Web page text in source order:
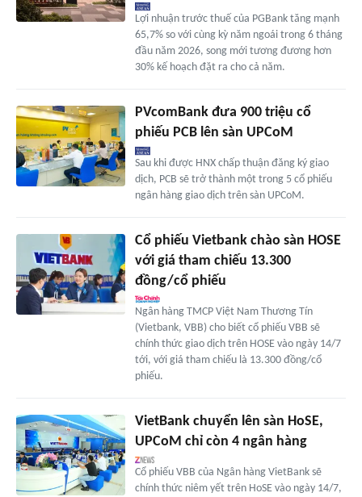
Lợi nhuận trước thuế của PGBank tăng mạnh
65,7% so với cùng kỳ năm ngoái trong 6 tháng
đầu năm 2026, song mới tương đương hơn
30% kế hoạch đặt ra cho cả năm.
PVcomBank đưa 900 triệu cổ
phiếu PCB lên sàn UPCoM
Sau khi được HNX chấp thuận đăng ký giao
dịch, PCB sẽ trở thành một trong 5 cổ phiếu
ngân hàng giao dịch trên sàn UPCoM.
Cổ phiếu Vietbank chào sàn HOSE
với giá tham chiếu 13.300
đồng/cổ phiếu
Ngân hàng TMCP Việt Nam Thương Tín
(Vietbank, VBB) cho biết cổ phiếu VBB sẽ
chính thức giao dịch trên HOSE vào ngày 14/7
tới, với giá tham chiếu là 13.300 đồng/cổ
phiếu.
VietBank chuyển lên sàn HoSE,
UPCoM chỉ còn 4 ngân hàng
Cổ phiếu VBB của Ngân hàng VietBank sẽ
chính thức niêm yết trên HoSE vào ngày 14/7,